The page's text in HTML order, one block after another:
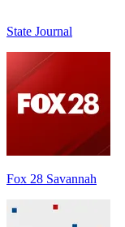
State Journal
Fox 28 Savannah